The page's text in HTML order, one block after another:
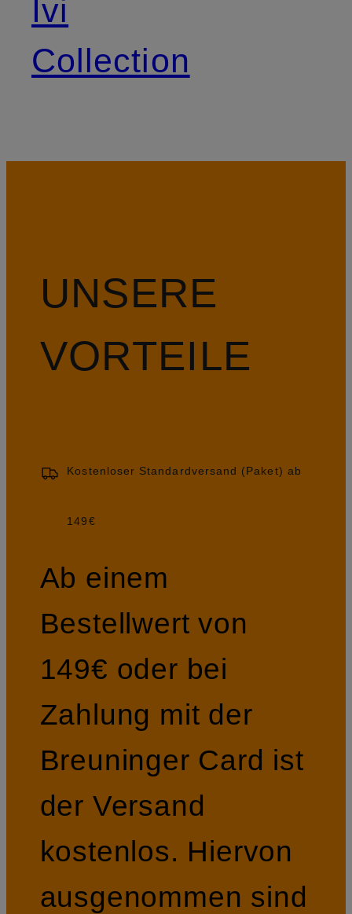
Ivi
Collection
UNSERE
VORTEILE
Kostenloser Standardversand (Paket) ab
149€
Ab einem
Bestellwert von
149€ oder bei
Zahlung mit der
Breuninger Card ist
der Versand
kostenlos. Hiervon
ausgenommen sind